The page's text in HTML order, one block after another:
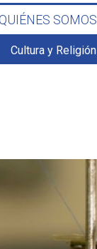
SOMOS
Cultura y Religión